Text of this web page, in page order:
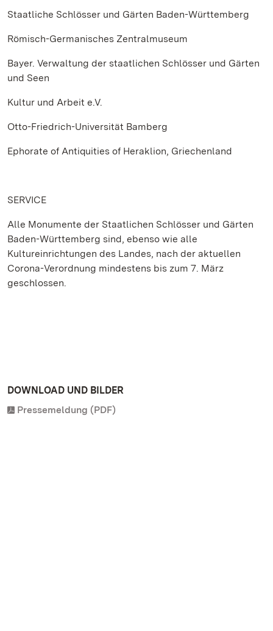
Staatliche Schlösser und Gärten Baden-Württemberg
Römisch-Germanisches Zentralmuseum
Bayer. Verwaltung der staatlichen Schlösser und Gärten
und Seen
Kultur und Arbeit e.V.
Otto-Friedrich-Universität Bamberg
Ephorate of Antiquities of Heraklion, Griechenland
SERVICE
Alle Monumente der Staatlichen Schlösser und Gärten
Baden-Württemberg sind, ebenso wie alle
Kultureinrichtungen des Landes, nach der aktuellen
Corona-Verordnung mindestens bis zum 7. März
geschlossen.
DOWNLOAD UND BILDER
Pressemeldung (PDF)